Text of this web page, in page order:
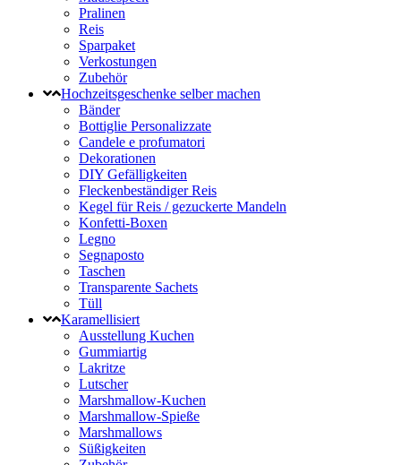
Pralinen
Reis
Sparpaket
Verkostungen
Zubehör
Hochzeitsgeschenke selber machen
Bänder
Bottiglie Personalizzate
Candele e profumatori
Dekorationen
DIY Gefälligkeiten
Fleckenbeständiger Reis
Kegel für Reis / gezuckerte Mandeln
Konfetti-Boxen
Legno
Segnaposto
Taschen
Transparente Sachets
Tüll
Karamellisiert
Ausstellung Kuchen
Gummiartig
Lakritze
Lutscher
Marshmallow-Kuchen
Marshmallow-Spieße
Marshmallows
Süßigkeiten